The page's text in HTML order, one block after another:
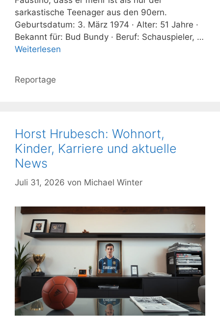
sarkastische Teenager aus den 90ern.
Geburtsdatum: 3. März 1974 · Alter: 51 Jahre ·
Bekannt für: Bud Bundy · Beruf: Schauspieler, …
Weiterlesen
Kategorien
Reportage
Horst Hrubesch: Wohnort,
Kinder, Karriere und aktuelle
News
Juli 31, 2026 von Michael Winter